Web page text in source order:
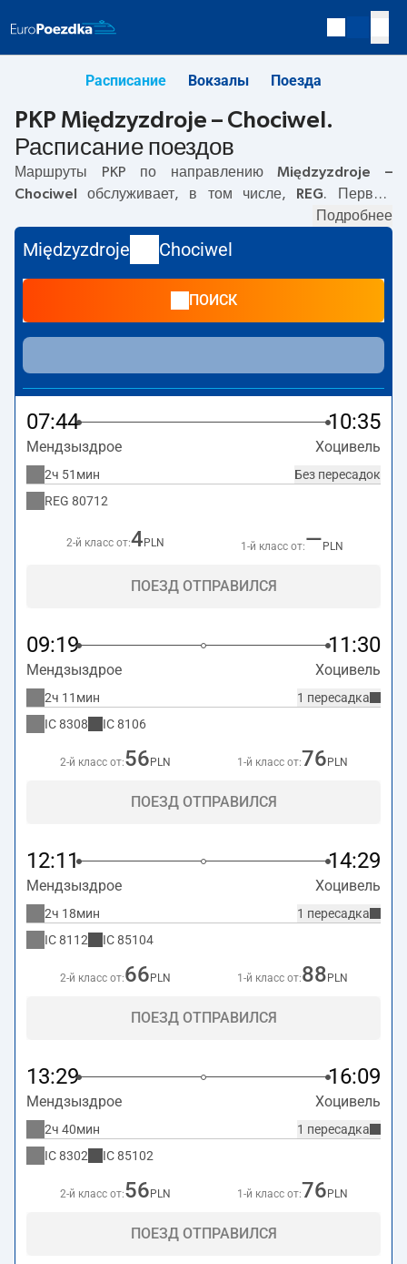
Расписание Вокзалы Поезда
PKP Międzyzdroje – Chociwel.
Расписание поездов
Маршруты PKP по направлению Międzyzdroje –
Chociwel
обслуживает, в том числе, REG. Первый
с вокзала PKP
отправляется в 16:36. Самое быстрое путешествие
предлагает прямой поездMERKURY. Поездка на нём
. По маршрутуMiędzyzdroje
также курсируют другие поезда:IC Intercity-
предлагают более низкую цену билета и, как правило,
более долгое время в пути. Поезд заканчивает маршрут
на станции Chociwel.
Подробнее
Międzyzdroje Chociwel
ПОИСК
07:44 10:35
Мендзыздрое Хоцивель
Без пересадок
2ч 51мин
REG 80712
2-й класс от:4 PLN 1-й класс от:— PLN
ПОЕЗД ОТПРАВИЛСЯ
09:19 11:30
Мендзыздрое Хоцивель
1 пересадка
2ч 11мин
IC8308 IC8106
2-й класс от:56 PLN 1-й класс от:76 PLN
ПОЕЗД ОТПРАВИЛСЯ
12:11 14:29
Мендзыздрое Хоцивель
1 пересадка
2ч 18мин
IC8112 IC85104
2-й класс от:66 PLN 1-й класс от:88 PLN
ПОЕЗД ОТПРАВИЛСЯ
13:29 16:09
Мендзыздрое Хоцивель
1 пересадка
2ч 40мин
IC8302 IC85102
2-й класс от:56 PLN 1-й класс от:76 PLN
ПОЕЗД ОТПРАВИЛСЯ